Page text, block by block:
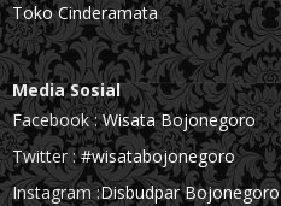
Toko Cinderamata
Media Sosial
Facebook :Wisata Bojonegoro
Twitter :#wisatabojonegoro
Instagram :Disbudpar Bojonegoro